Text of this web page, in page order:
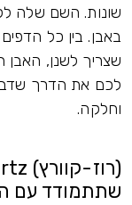
שונות. השם שלה
באבן. בין כל
שצריך לשנן,
לכם את הדרך
וחלקה.
שתתמודד עם